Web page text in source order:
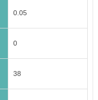
0.05
0
38